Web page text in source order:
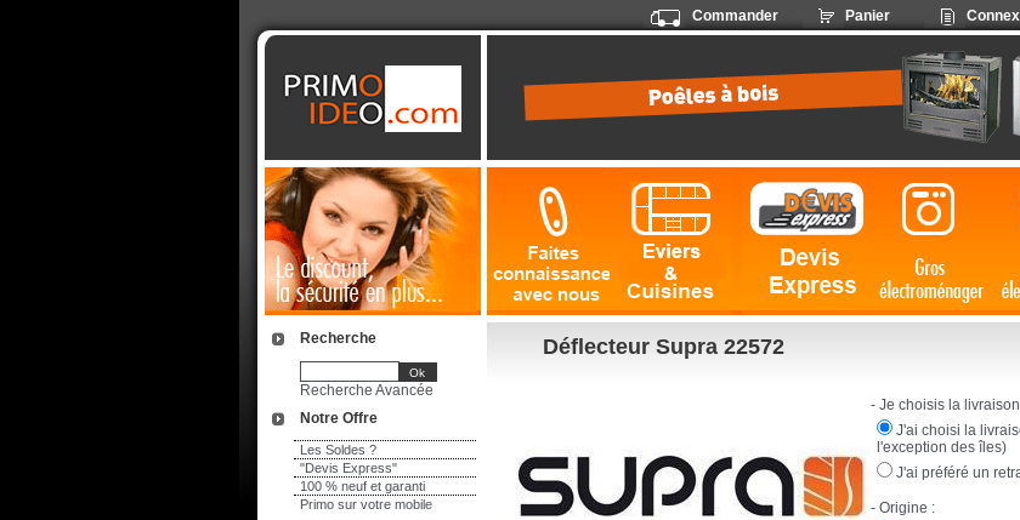
Panier
Commander
Notre Offre
Les Soldes ?
"Devis Express"
100 % neuf et garanti
Primo sur votre mobile
Recherche
Recherche Avancée
Déflecteur Supra 22572
- Je choisis la
J'ai choisi la
l'exception des îles)
J'ai préféré un
- Origine :